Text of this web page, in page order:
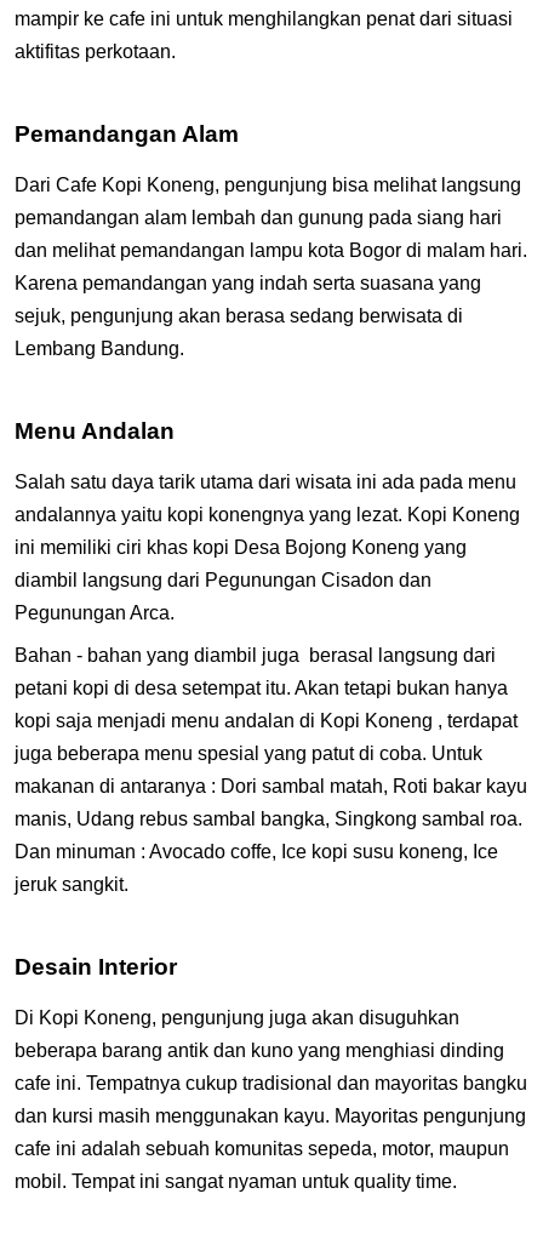
mampir ke cafe ini untuk menghilangkan penat dari situasi
aktifitas perkotaan.
Pemandangan Alam
Dari Cafe Kopi Koneng, pengunjung bisa melihat langsung
pemandangan alam lembah dan gunung pada siang hari
dan melihat pemandangan lampu kota Bogor di malam hari.
Karena pemandangan yang indah serta suasana yang
sejuk, pengunjung akan berasa sedang berwisata di
Lembang Bandung.
Menu Andalan
Salah satu daya tarik utama dari wisata ini ada pada menu
andalannya yaitu kopi konengnya yang lezat. Kopi Koneng
ini memiliki ciri khas kopi Desa Bojong Koneng yang
diambil langsung dari Pegunungan Cisadon dan
Pegunungan Arca.
Bahan - bahan yang diambil juga berasal langsung dari
petani kopi di desa setempat itu. Akan tetapi bukan hanya
kopi saja menjadi menu andalan di Kopi Koneng , terdapat
juga beberapa menu spesial yang patut di coba. Untuk
makanan di antaranya : Dori sambal matah, Roti bakar kayu
manis, Udang rebus sambal bangka, Singkong sambal roa.
Dan minuman : Avocado coffe, Ice kopi susu koneng, Ice
jeruk sangkit.
Desain Interior
Di Kopi Koneng, pengunjung juga akan disuguhkan
beberapa barang antik dan kuno yang menghiasi dinding
cafe ini. Tempatnya cukup tradisional dan mayoritas bangku
dan kursi masih menggunakan kayu. Mayoritas pengunjung
cafe ini adalah sebuah komunitas sepeda, motor, maupun
mobil. Tempat ini sangat nyaman untuk quality time.